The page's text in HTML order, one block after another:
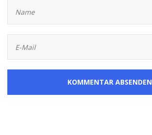
KOMMENTAR ABSENDEN